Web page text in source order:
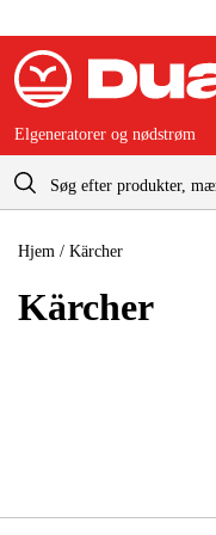
Elgeneratorer og nødstrøm
Hjem / Kärcher
Kärcher